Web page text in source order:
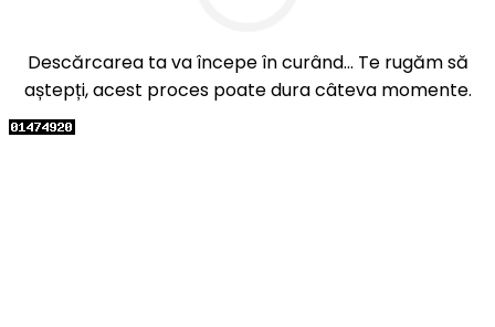
Descărcarea ta va începe în curând... Te rugăm să
aștepți, acest proces poate dura câteva momente.